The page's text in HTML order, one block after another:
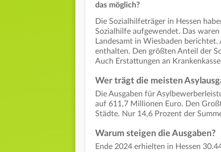
das möglich?
Die Sozialhilfeträger in Hessen
Sozialhilfe aufgewendet. Das
Landesamt in Wiesbaden
enthalten. Den größten Anteil der
Auch Erstattungen an
Wer trägt die meisten
Die Ausgaben für
auf 611,7 Millionen Euro. Den
Städte. Nur 14,6 Prozent der
Warum steigen die Ausgaben?
Ende 2024 erhielten in Hessen